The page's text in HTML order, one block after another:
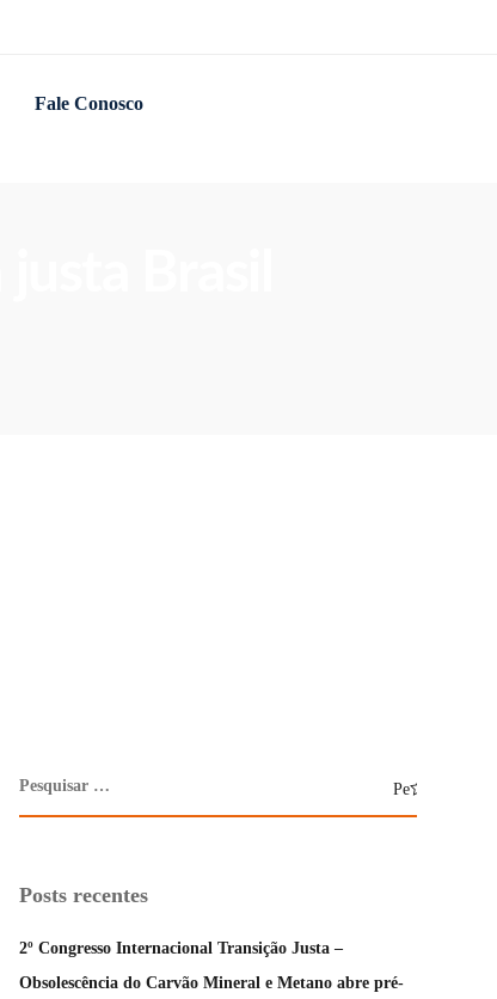
Fale Conosco
Posts recentes
2º Congresso Internacional Transição Justa –
Obsolescência do Carvão Mineral e Metano abre pré-